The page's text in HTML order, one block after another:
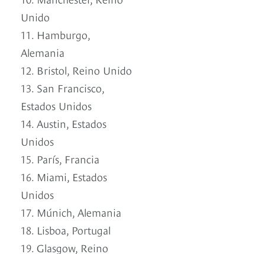
Unido
11. Hamburgo,
Alemania
12. Bristol, Reino Unido
13. San Francisco,
Estados Unidos
14. Austin, Estados
Unidos
15. París, Francia
16. Miami, Estados
Unidos
17. Múnich, Alemania
18. Lisboa, Portugal
19. Glasgow, Reino